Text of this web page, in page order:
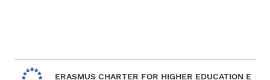
ERASMUS CHARTER FOR HIGHER EDUCATION E